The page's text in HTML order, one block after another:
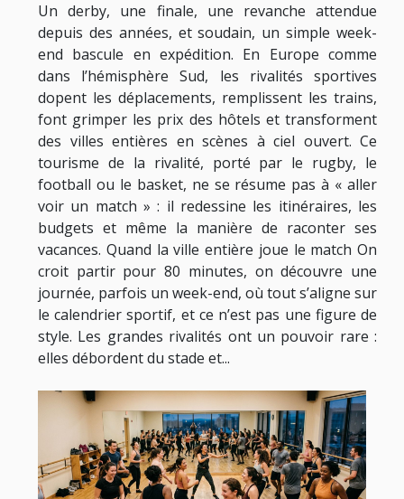
Un derby, une finale, une revanche attendue
depuis des années, et soudain, un simple week-
end bascule en expédition. En Europe comme
dans l’hémisphère Sud, les rivalités sportives
dopent les déplacements, remplissent les trains,
font grimper les prix des hôtels et transforment
des villes entières en scènes à ciel ouvert. Ce
tourisme de la rivalité, porté par le rugby, le
football ou le basket, ne se résume pas à « aller
voir un match » : il redessine les itinéraires, les
budgets et même la manière de raconter ses
vacances. Quand la ville entière joue le match On
croit partir pour 80 minutes, on découvre une
journée, parfois un week-end, où tout s’aligne sur
le calendrier sportif, et ce n’est pas une figure de
style. Les grandes rivalités ont un pouvoir rare :
elles débordent du stade et...